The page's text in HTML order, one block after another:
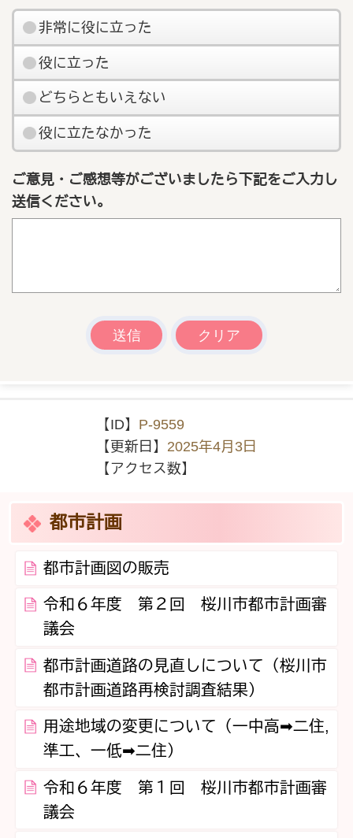
非常に役に立った
役に立った
どちらともいえない
役に立たなかった
ご意見・ご感想等がございましたら下記をご入力し
送信ください。
【ID】 P-9559
【更新日】 2025年4月3日
【アクセス数】
都市計画
都市計画図の販売
令和６年度 第２回 桜川市都市計画審
議会
都市計画道路の見直しについて（桜川市
都市計画道路再検討調査結果）
用途地域の変更について（一中高➡二住,
準工、一低➡二住）
令和６年度 第１回 桜川市都市計画審
議会